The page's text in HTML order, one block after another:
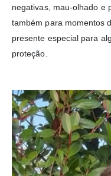
negativas, mau-olhado e
também para momentos
presente especial para
proteção.